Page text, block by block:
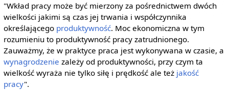
"Wkład pracy może być mierzony za pośrednictwem dwóch
wielkości jakimi są czas jej trwania i współczynnika
określającego produktywność. Moc ekonomiczna w tym
rozumieniu to produktywność pracy zatrudnionego.
Zauważmy, że w praktyce praca jest wykonywana w czasie, a
wynagrodzenie zależy od produktywności, przy czym ta
wielkość wyraża nie tylko siłę i prędkość ale też jakość
pracy".